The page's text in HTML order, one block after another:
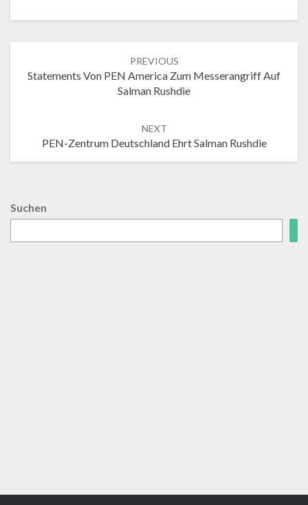
PREVIOUS
Statements Von PEN America Zum Messerangriff Auf
Salman Rushdie
NEXT
PEN-Zentrum Deutschland Ehrt Salman Rushdie
Suchen